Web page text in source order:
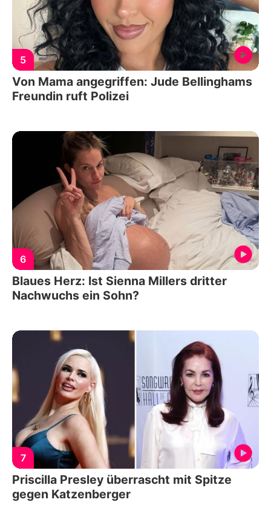
5
Von Mama angegriffen: Jude Bellinghams
Freundin ruft Polizei
6
Blaues Herz: Ist Sienna Millers dritter
Nachwuchs ein Sohn?
7
Priscilla Presley überrascht mit Spitze
gegen Katzenberger